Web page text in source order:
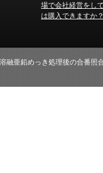
場で会社経営をし
は購入できますか
融亜鉛めっき処理後の合番